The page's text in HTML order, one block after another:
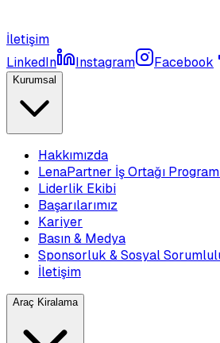
İletişim
LinkedIn
Instagram Facebook
Kurumsal
Hakkımızda
LenaPartner İş Ortağı
Liderlik Ekibi
Başarılarımız
Kariyer
Basın & Medya
Sponsorluk & Sosyal
İletişim
Araç Kiralama